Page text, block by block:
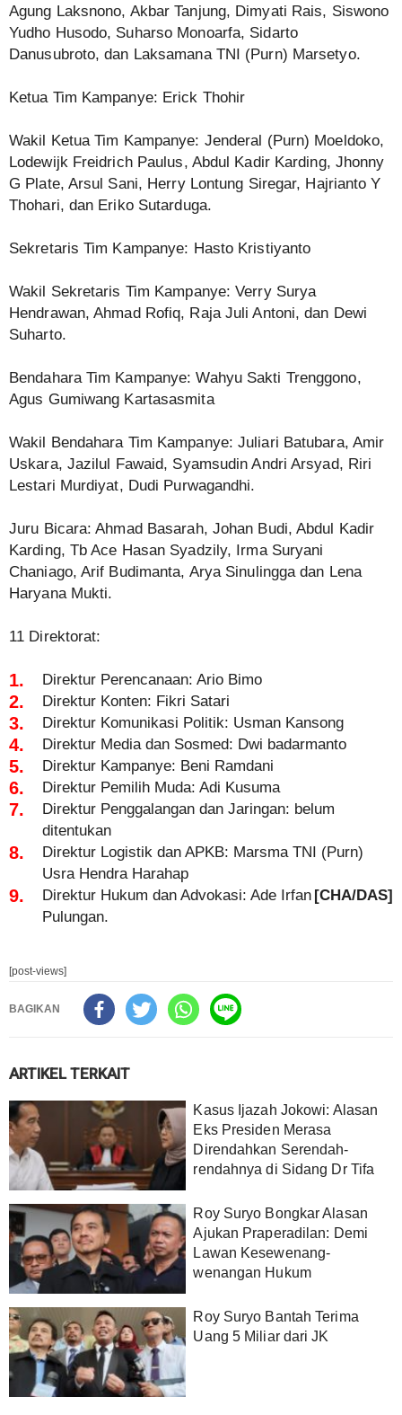
Agung Laksnono, Akbar Tanjung, Dimyati Rais, Siswono
Yudho Husodo, Suharso Monoarfa, Sidarto
Danusubroto, dan Laksamana TNI (Purn) Marsetyo.
Ketua Tim Kampanye: Erick Thohir
Wakil Ketua Tim Kampanye: Jenderal (Purn) Moeldoko,
Lodewijk Freidrich Paulus, Abdul Kadir Karding, Jhonny
G Plate, Arsul Sani, Herry Lontung Siregar, Hajrianto Y
Thohari, dan Eriko Sutarduga.
Sekretaris Tim Kampanye: Hasto Kristiyanto
Wakil Sekretaris Tim Kampanye: Verry Surya
Hendrawan, Ahmad Rofiq, Raja Juli Antoni, dan Dewi
Suharto.
Bendahara Tim Kampanye: Wahyu Sakti Trenggono,
Agus Gumiwang Kartasasmita
Wakil Bendahara Tim Kampanye: Juliari Batubara, Amir
Uskara, Jazilul Fawaid, Syamsudin Andri Arsyad, Riri
Lestari Murdiyat, Dudi Purwagandhi.
Juru Bicara: Ahmad Basarah, Johan Budi, Abdul Kadir
Karding, Tb Ace Hasan Syadzily, Irma Suryani
Chaniago, Arif Budimanta, Arya Sinulingga dan Lena
Haryana Mukti.
11 Direktorat:
Direktur Perencanaan: Ario Bimo
Direktur Konten: Fikri Satari
Direktur Komunikasi Politik: Usman Kansong
Direktur Media dan Sosmed: Dwi badarmanto
Direktur Kampanye: Beni Ramdani
Direktur Pemilih Muda: Adi Kusuma
Direktur Penggalangan dan Jaringan: belum
ditentukan
Direktur Logistik dan APKB: Marsma TNI (Purn)
Usra Hendra Harahap
Direktur Hukum dan Advokasi: Ade Irfan
Pulungan.
[CHA/DAS]
[post-views]
BAGIKAN
ARTIKEL TERKAIT
Kasus Ijazah Jokowi: Alasan
Eks Presiden Merasa
Direndahkan Serendah-
rendahnya di Sidang Dr Tifa
Roy Suryo Bongkar Alasan
Ajukan Praperadilan: Demi
Lawan Kesewenang-
wenangan Hukum
Roy Suryo Bantah Terima
Uang 5 Miliar dari JK